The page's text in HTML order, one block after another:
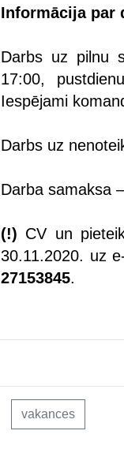
Informācija par
Darbs uz pilnu
17:00,
Iespējami
Darbs uz
Darba samaksa
(!) CV un
30.11.2020. uz
27153845.
vakances